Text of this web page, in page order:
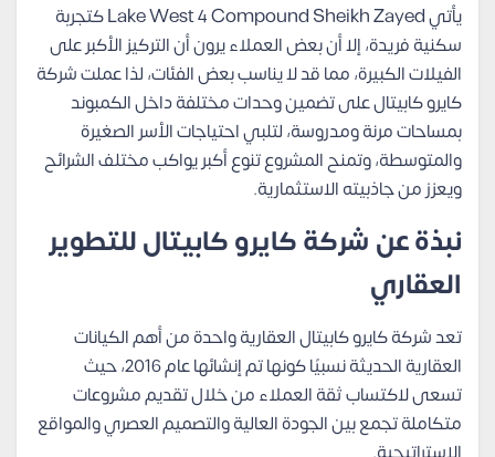
يأتي Lake West 4 Compound Sheikh Zayed كتجربة
سكنية فريدة، إلا أن بعض العملاء يرون أن التركيز الأكبر على
الفيلات الكبيرة، مما قد لا يناسب بعض الفئات، لذا عملت شركة
كايرو كابيتال على تضمين وحدات مختلفة داخل الكمبوند
بمساحات مرنة ومدروسة، لتلبي احتياجات الأسر الصغيرة
والمتوسطة، وتمنح المشروع تنوع أكبر يواكب مختلف الشرائح
ويعزز من جاذبيته الاستثمارية.
نبذة عن شركة كايرو كابيتال للتطوير
العقاري
تعد شركة كايرو كابيتال العقارية واحدة من أهم الكيانات
العقارية الحديثة نسبيًا كونها تم إنشائها عام 2016، حيث
تسعى لاكتساب ثقة العملاء من خلال تقديم مشروعات
متكاملة تجمع بين الجودة العالية والتصميم العصري والمواقع